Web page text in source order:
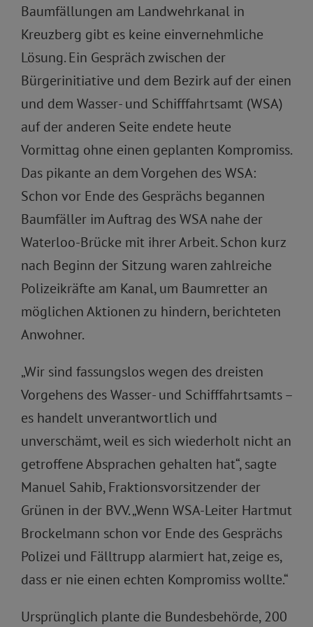
Baumfällungen am Landwehrkanal in
Kreuzberg gibt es keine einvernehmliche
Lösung. Ein Gespräch zwischen der
Bürgerinitiative und dem Bezirk auf der einen
und dem Wasser- und Schifffahrtsamt (WSA)
auf der anderen Seite endete heute
Vormittag ohne einen geplanten Kompromiss.
Das pikante an dem Vorgehen des WSA:
Schon vor Ende des Gesprächs begannen
Baumfäller im Auftrag des WSA nahe der
Waterloo-Brücke mit ihrer Arbeit. Schon kurz
nach Beginn der Sitzung waren zahlreiche
Polizeikräfte am Kanal, um Baumretter an
möglichen Aktionen zu hindern, berichteten
Anwohner.
„Wir sind fassungslos wegen des dreisten
Vorgehens des Wasser- und Schifffahrtsamts –
es handelt unverantwortlich und
unverschämt, weil es sich wiederholt nicht an
getroffene Absprachen gehalten hat“, sagte
Manuel Sahib, Fraktionsvorsitzender der
Grünen in der BVV. „Wenn WSA-Leiter Hartmut
Brockelmann schon vor Ende des Gesprächs
Polizei und Fälltrupp alarmiert hat, zeige es,
dass er nie einen echten Kompromiss wollte.“
Ursprünglich plante die Bundesbehörde, 200